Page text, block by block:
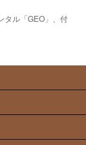
タル「GEO」、付